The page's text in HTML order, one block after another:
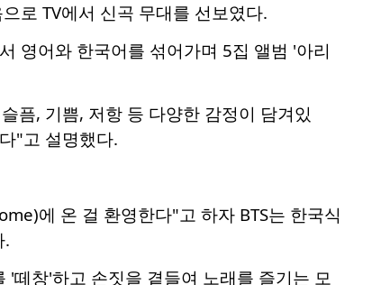
로 TV에서 신곡 무대를 선보였다.
영어와 한국어를 섞어가며 5집 앨범 '아리
픔, 기쁨, 저항 등 다양한 감정이 담겨있
"고 설명했다.
에 온 걸 환영한다"고 하자 BTS는 한국식
.
떼창'하고 손짓을 곁들여 노래를 즐기는 모